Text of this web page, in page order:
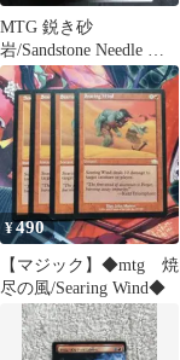
MTG 鋭き砂
岩/Sandstone Needle 日
本語版 4枚セット MMQ
¥490
【マジック】◆mtg 焼
尽の風/Searing Wind◆